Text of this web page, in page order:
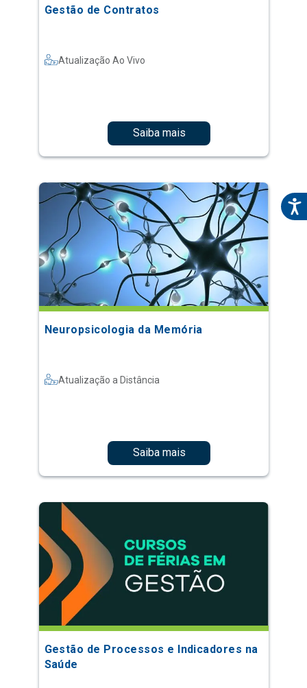
Gestão de Contratos
Atualização Ao Vivo
Saiba mais
Neuropsicologia da Memória
Atualização a Distância
Saiba mais
Gestão de Processos e Indicadores na
Saúde